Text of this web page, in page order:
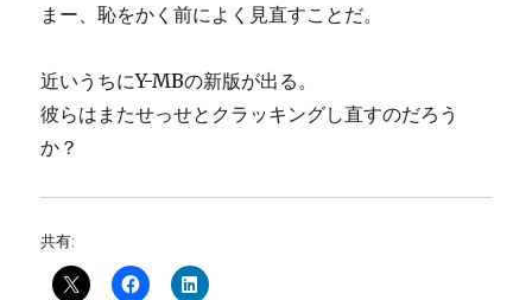
まー、恥をかく前によく見直すことだ。
近いうちにY-MBの新版が出る。
彼らはまたせっせとクラッキングし直すのだろう
か？
共有: